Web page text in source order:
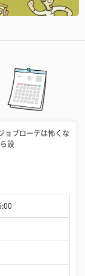
ョブローテは怖くな
設